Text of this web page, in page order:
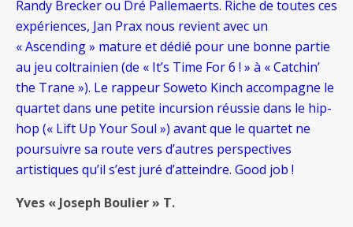
Randy Brecker ou Dré Pallemaerts. Riche de toutes ces
expériences, Jan Prax nous revient avec un
« Ascending » mature et dédié pour une bonne partie
au jeu coltrainien (de « It’s Time For 6 ! » à « Catchin’
the Trane »). Le rappeur Soweto Kinch accompagne le
quartet dans une petite incursion réussie dans le hip-
hop (« Lift Up Your Soul ») avant que le quartet ne
poursuivre sa route vers d’autres perspectives
artistiques qu’il s’est juré d’atteindre. Good job !
Yves « Joseph Boulier » T.